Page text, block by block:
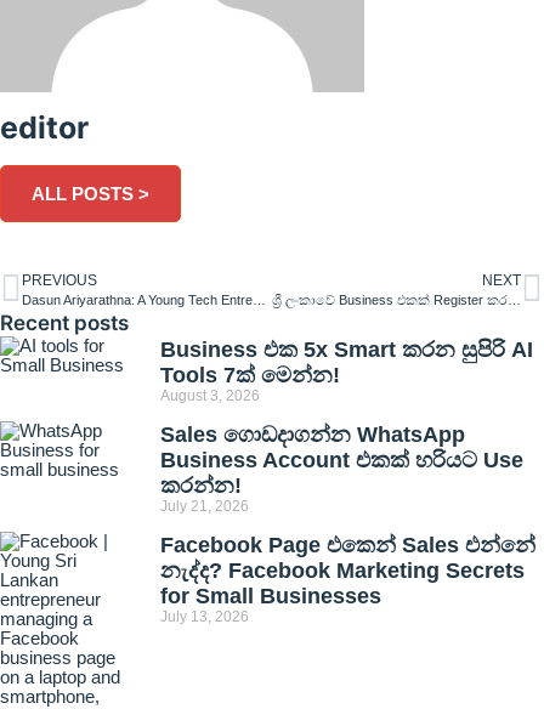
editor
ALL POSTS >
PREVIOUS NEXT
ශ්‍රී ලංකාවේ Business එකක් Register කරනකොට මිනිස්සු කරන වැරදි
Recent posts
Business එක 5x Smart කරන සුපිරි AI
Tools 7ක් මෙන්න!
August 3, 2026
Sales ගොඩදාගන්න WhatsApp
Business Account එකක් හරියට Use
කරන්න!
July 21, 2026
Facebook Page එකෙන් Sales එන්නේ
නැද්ද? Facebook Marketing Secrets
for Small Businesses
July 13, 2026